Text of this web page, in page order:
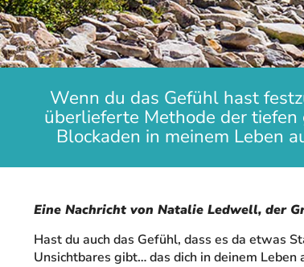
Wenn du das Gefühl hast
überlieferte Methode der
Blockaden in meinem Leben
Eine Nachricht von Natalie Ledwell, der
Hast du auch das Gefühl, dass es da etwas
Unsichtbares gibt… das dich in deinem Leben